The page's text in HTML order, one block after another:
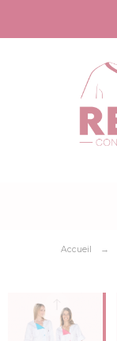
Accueil